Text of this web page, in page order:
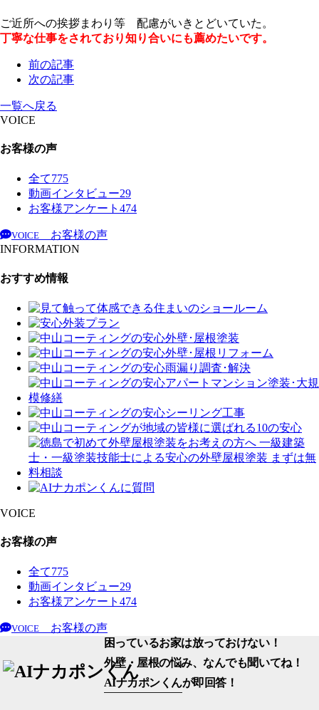
ご近所への挨拶まわり等 配慮がいきとどいていた。
丁寧な仕事をされており知り合いにも薦めたいです。
前の記事
次の記事
一覧へ戻る
VOICE
お客様の声
全て775
動画インタビュー29
お客様アンケート 474
VOICE
お客様の声
INFORMATION
おすすめ情報
VOICE
お客様の声
全て775
動画インタビュー29
お客様アンケート 474
VOICE
お客様の声
困っているお家は放っておけない！
外壁・屋根の悩み、なんでも聞いてね！
AIナカポンくんが即回答！